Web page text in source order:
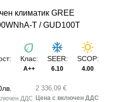
климатик GREE
T / GUD100T
eco
Клас:
A++
ac_unit
SEER:
6.10
wb_sunny
SCOP:
4.00
лв. 2 336,09 €